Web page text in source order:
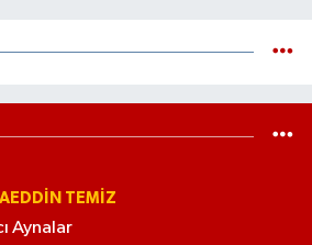
TEMIZ
Aynalar